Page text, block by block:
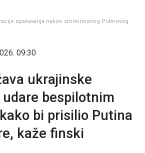
spašavanja nakon smrtonosnog Putinovog
09:30
ukrajinske
bespilotnim
bi prisilio Putina
kaže finski